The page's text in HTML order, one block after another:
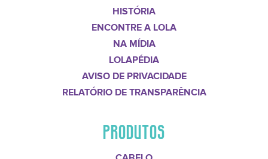
HISTÓRIA
ENCONTRE A LOLA
NA MÍDIA
LOLAPÉDIA
AVISO DE PRIVACIDADE
RELATÓRIO DE TRANSPARÊNCIA
PRODUTOS